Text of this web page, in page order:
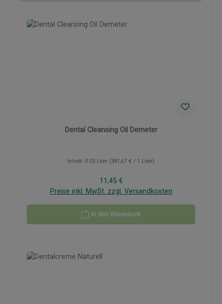
Dental Cleansing Oil Demeter
Inhalt: 0.03 Liter (381,67 € / 1 Liter)
Regulärer Preis:
11,45 €
Preise inkl. MwSt. zzgl. Versandkosten
In den Warenkorb